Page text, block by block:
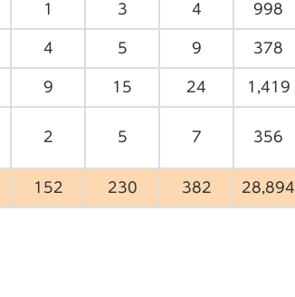
1 3 4 998
4 5 9 378
9 15 24 1,419
2 5 7 356
152 230 382 28,894